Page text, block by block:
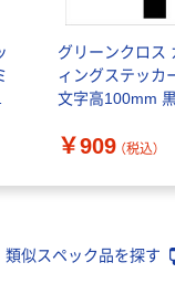
グリーンクロス
ィングステッカ
文字高100mm
あり品）
￥909 （税込）
類似スペック品を探す